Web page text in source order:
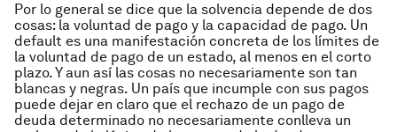
Por lo general se dice que la solvencia depende de dos
cosas: la voluntad de pago y la capacidad de pago. Un
default es una manifestación concreta de los límites de
la voluntad de pago de un estado, al menos en el corto
plazo. Y aun así las cosas no necesariamente son tan
blancas y negras. Un país que incumple con sus pagos
puede dejar en claro que el rechazo de un pago de
deuda determinado no necesariamente conlleva un